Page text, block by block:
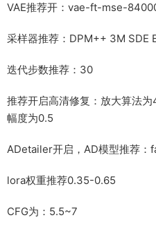
VAE推荐开：vae-ft-mse-
采样器推荐：DPM++ 3M SDE
迭代步数推荐：30
推荐开启高清修复：放大算法
幅度为0.5
ADetailer开启，AD模型推荐：
lora权重推荐0.35-0.65
CFG为：5.5~7